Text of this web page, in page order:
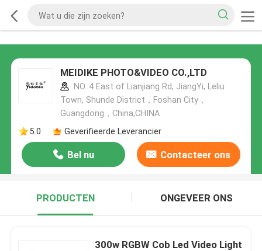
MEIDIKE PHOTO&VIDEO CO.,LTD
NO. 4 East of Lianjiang Rd, JiangYi, Leliu
Town, Shunde District，Foshan City，
Guangdong，China,CHINA
5.0
Geverifieerde Leverancier
Bel nu Contacteer ons
PRODUCTEN ONGEVEER ONS
300w RGBW Cob Led Video Light